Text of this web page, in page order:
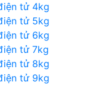
tử 4kg
tử 5kg
tử 6kg
tử 7kg
tử 8kg
tử 9kg